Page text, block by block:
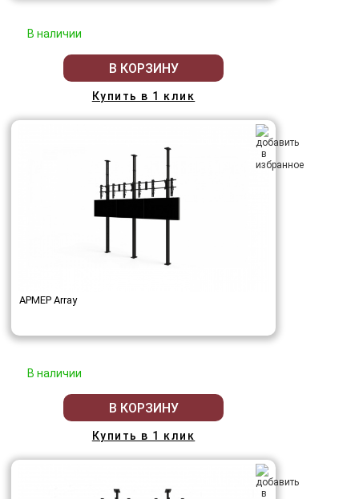
В наличии
В КОРЗИНУ
Купить в 1 клик
АРМЕР Array
В наличии
В КОРЗИНУ
Купить в 1 клик